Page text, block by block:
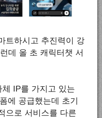
트하시고 추진력이 강
데 올 초 캐릭터챗 서
IP를 가지고 있는
에 공급했는데 초기
으로 서비스를 다른